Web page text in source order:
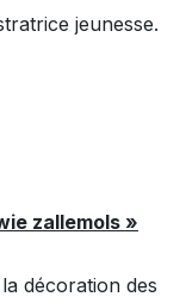
jeunesse.
zallemols »
décoration des